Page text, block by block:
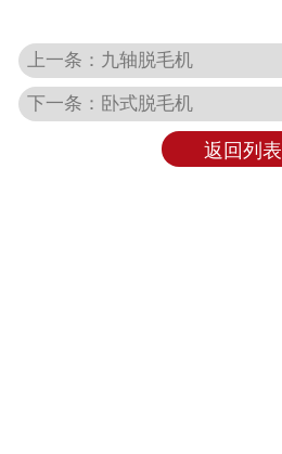
上一条：九轴脱毛机
下一条：卧式脱毛机
返回列表